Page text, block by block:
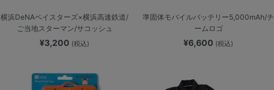
横浜DeNAベイスターズ×横浜高速鉄道/
ご当地スターマン/サコッシュ
¥3,200 (税込)
準固体モバイルバッテリー5,000mAh/チ
ームロゴ
¥6,600 (税込)